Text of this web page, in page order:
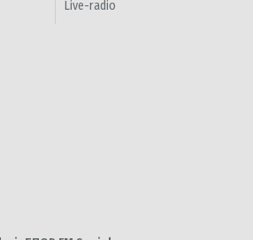
Live-radio